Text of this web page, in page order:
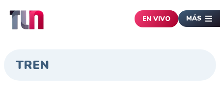
EN VIVO MÁS
TREN